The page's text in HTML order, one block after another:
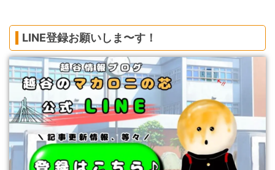
LINE登録お願いしま〜す！